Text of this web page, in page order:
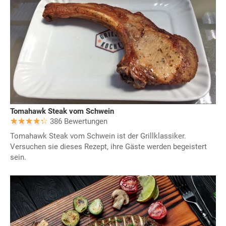
Tomahawk Steak vom Schwein
386 Bewertungen
Tomahawk Steak vom Schwein ist der Grillklassiker.
Versuchen sie dieses Rezept, ihre Gäste werden begeistert
sein.